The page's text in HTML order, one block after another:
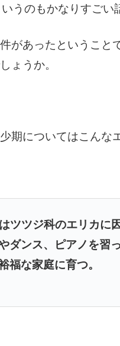
うのもかなりすごい
があったというこ
ょうか。
期についてはこんな
ツツジ科のエリカに
ダンス、ピアノを習
福な家庭に育つ。